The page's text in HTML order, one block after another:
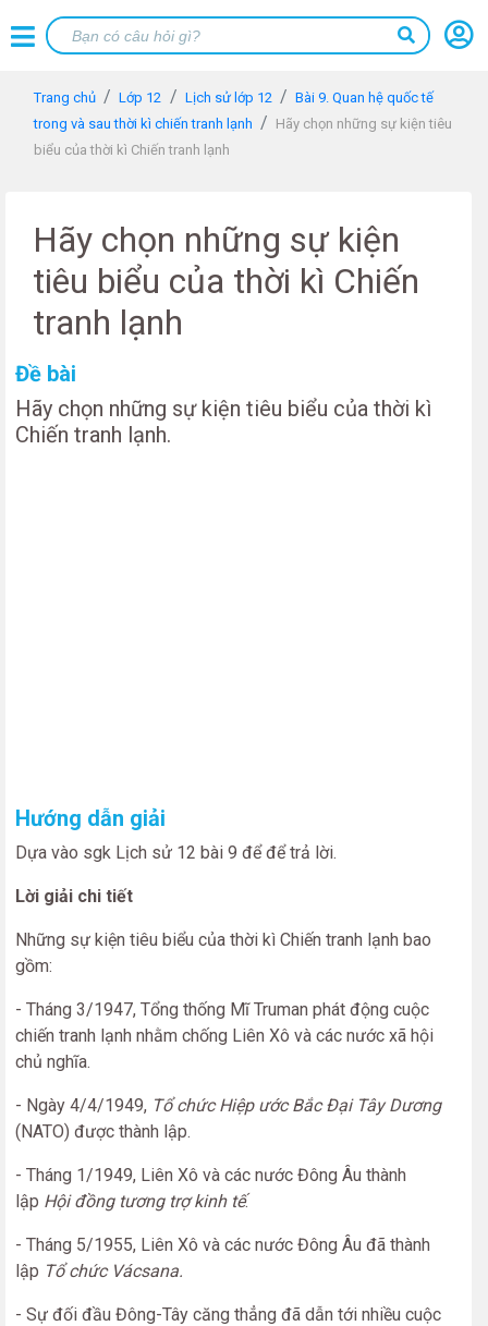
Trang chủ Lớp 12 Lịch sử lớp 12
Bài 9. Quan hệ quốc tế
trong và sau thời kì chiến tranh lạnh
Hãy chọn những sự kiện tiêu
biểu của thời kì Chiến tranh lạnh
Hãy chọn những sự kiện
tiêu biểu của thời kì Chiến
tranh lạnh
Đề bài
Hãy chọn những sự kiện tiêu biểu của thời kì
Chiến tranh lạnh.
Hướng dẫn giải
Dựa vào sgk Lịch sử 12 bài 9 để để trả lời.
Lời giải chi tiết
Những sự kiện tiêu biểu của thời kì Chiến tranh lạnh bao
gồm:
- Tháng 3/1947, Tổng thống Mĩ Truman phát động cuộc
chiến tranh lạnh nhằm chống Liên Xô và các nước xã hội
chủ nghĩa.
- Ngày 4/4/1949, Tổ chứcHiệp ước Bắc Đại Tây Dương
(NATO) được thành lập.
- Tháng 1/1949, Liên Xô và các nước Đông Âu thành
lập Hội đồng tương trợ kinh tế.
- Tháng 5/1955, Liên Xô và các nước Đông Âu đã thành
lập Tổ chức Vácsana.
- Sự đối đầu Đông-Tây căng thẳng đã dẫn tới nhiều cuộc